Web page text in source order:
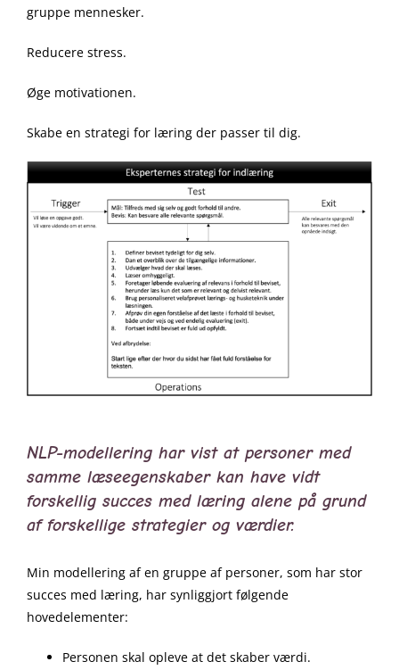
gruppe mennesker.
Reducere stress.
Øge motivationen.
Skabe en strategi for læring der passer til dig.
NLP-modellering har vist at personer med
samme læseegenskaber kan have vidt
forskellig succes med læring alene på grund
af forskellige strategier og værdier.
Min modellering af en gruppe af personer, som har stor
succes med læring, har synliggjort følgende
hovedelementer:
Personen skal opleve at det skaber værdi.